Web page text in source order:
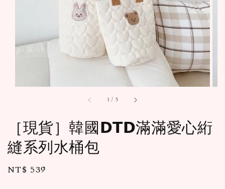
1 / 5
［現貨］韓國𝗗𝗧𝗗滿滿愛心絎
縫系列水桶包
Regular
NT$ 539